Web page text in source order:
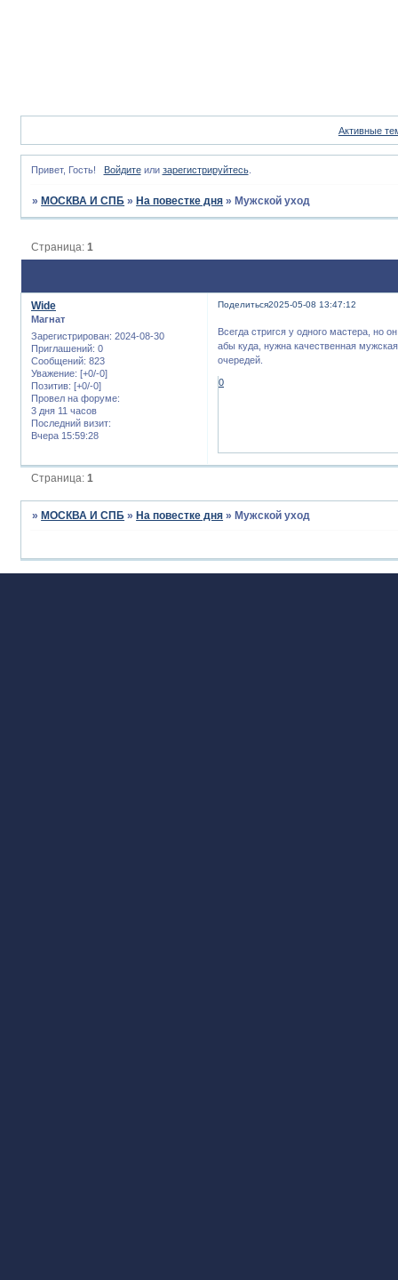
Активные
Привет, Гость! Войдитеили зарегистрируйтесь.
» МОСКВА И СПБ » На повестке дня » Мужской уход
Страница:1
Поделиться2025-05-08 13:47:12
Wide
Магнат
Зарегистрирован: 2024-08-30
Приглашений: 0
Сообщений: 823
Уважение: [+0/-0]
Позитив: [+0/-0]
Провел на форуме:
3 дня 11 часов
Последний визит:
Вчера 15:59:28
Всегда стригся у одного мастера, но
абы куда, нужна качественная
очередей.
0
Страница:1
» МОСКВА И СПБ » На повестке дня » Мужской уход